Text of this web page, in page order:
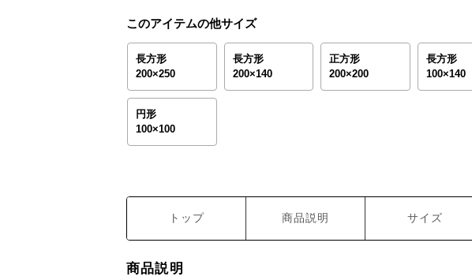
このアイテムの他サイズ
長方形
200×250
長方形
200×140
正方形
200×200
長方形
100×140
円形
100×100
トップ 商品説明 サイズ
商品説明